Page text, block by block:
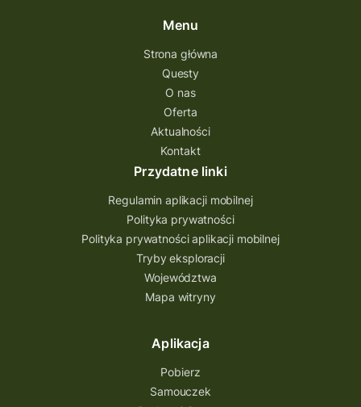
Questing Przecławski
Questing Łódzkie
questing gry terenowe
Quest Świętokrzyskie
quest na szlaku Przygody
Quest Bolestraszyce
Quest Arboretum
Przecław Quest
projekt
Partnerstwo Questingu
Park Etnograficzny w Tokarni
Park Etnograficzny
natura
mazowieckie
Hutniczy Ostrowiec
gry terenowe
Menu
Strona główna
Questy
O nas
Oferta
Aktualności
Kontakt
Przydatne linki
Regulamin aplikacji mobilnej
Polityka prywatności
Polityka prywatności aplikacji mobilnej
Tryby eksploracji
Województwa
Mapa witryny
Aplikacja
Pobierz
Samouczek